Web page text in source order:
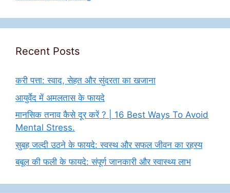
Recent Posts
करी पत्ता: स्वाद, सेहत और सुंदरता का खजाना
आयुर्वेद में अमलतास के फायदे
मानसिक तनाव कैसे दूर करें ? | 16 Best Ways To Avoid
Mental Stress.
सुबह जल्दी उठने के फायदे: स्वस्थ और सफल जीवन का रहस्य
बबूल की फली के फायदे: संपूर्ण जानकारी और स्वास्थ्य लाभ